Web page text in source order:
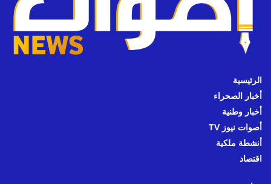
الرئيسية
أخبار الصحراء
أخبار وطنية
أصوات نيوز TV
أنشطة ملكية
اقتصاد